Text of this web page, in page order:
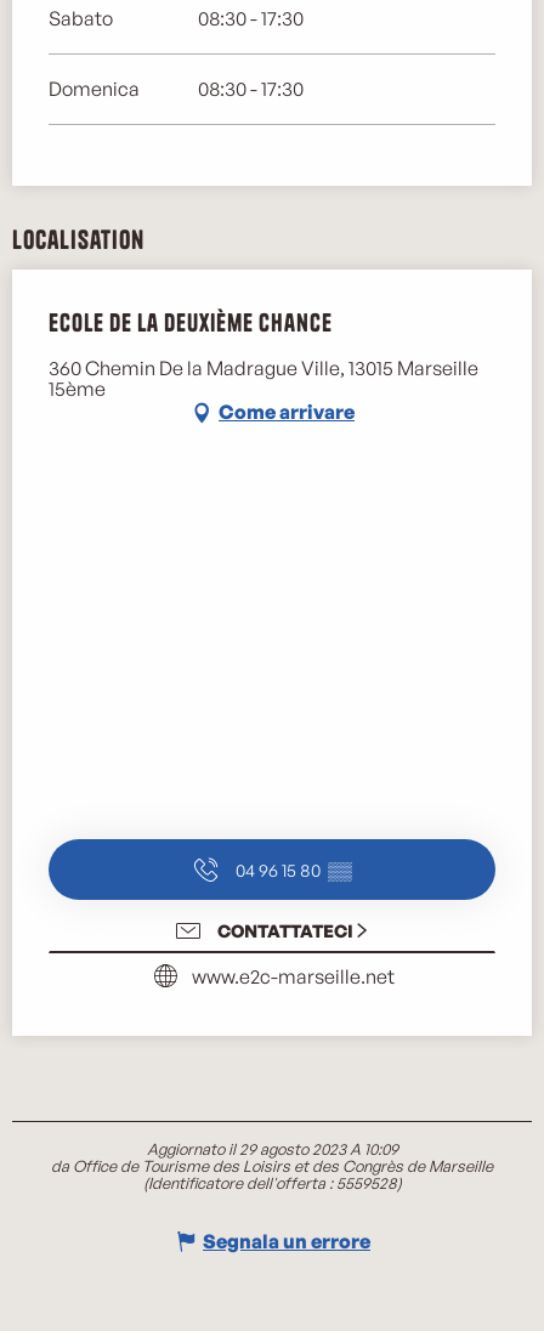
Sabato 08:30 - 17:30
Domenica 08:30 - 17:30
Localisation
Ecole de la deuxième chance
360 Chemin De la Madrague Ville, 13015 Marseille
15ème
Come arrivare
04 96 15 80 ▒▒
CONTATTATECI
www.e2c-marseille.net
Aggiornato il 29 agosto 2023 A 10:09
da Office de Tourisme des Loisirs et des Congrès de Marseille
(Identificatore dell'offerta :5559528)
Segnala un errore